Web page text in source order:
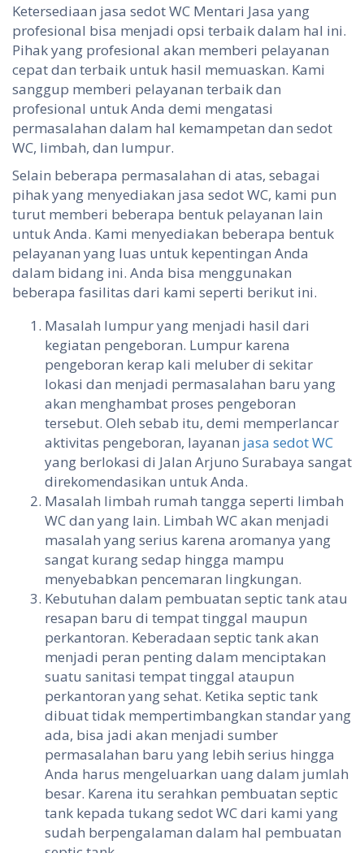
Ketersediaan jasa sedot WC Mentari Jasa yang
profesional bisa menjadi opsi terbaik dalam hal ini.
Pihak yang profesional akan memberi pelayanan
cepat dan terbaik untuk hasil memuaskan. Kami
sanggup memberi pelayanan terbaik dan
profesional untuk Anda demi mengatasi
permasalahan dalam hal kemampetan dan sedot
WC, limbah, dan lumpur.
Selain beberapa permasalahan di atas, sebagai
pihak yang menyediakan jasa sedot WC, kami pun
turut memberi beberapa bentuk pelayanan lain
untuk Anda. Kami menyediakan beberapa bentuk
pelayanan yang luas untuk kepentingan Anda
dalam bidang ini. Anda bisa menggunakan
beberapa fasilitas dari kami seperti berikut ini.
Masalah lumpur yang menjadi hasil dari
kegiatan pengeboran. Lumpur karena
pengeboran kerap kali meluber di sekitar
lokasi dan menjadi permasalahan baru yang
akan menghambat proses pengeboran
tersebut. Oleh sebab itu, demi memperlancar
aktivitas pengeboran, layanan jasa sedot WC
yang berlokasi di Jalan Arjuno Surabaya sangat
direkomendasikan untuk Anda.
Masalah limbah rumah tangga seperti limbah
WC dan yang lain. Limbah WC akan menjadi
masalah yang serius karena aromanya yang
sangat kurang sedap hingga mampu
menyebabkan pencemaran lingkungan.
Kebutuhan dalam pembuatan septic tank atau
resapan baru di tempat tinggal maupun
perkantoran. Keberadaan septic tank akan
menjadi peran penting dalam menciptakan
suatu sanitasi tempat tinggal ataupun
perkantoran yang sehat. Ketika septic tank
dibuat tidak mempertimbangkan standar yang
ada, bisa jadi akan menjadi sumber
permasalahan baru yang lebih serius hingga
Anda harus mengeluarkan uang dalam jumlah
besar. Karena itu serahkan pembuatan septic
tank kepada tukang sedot WC dari kami yang
sudah berpengalaman dalam hal pembuatan